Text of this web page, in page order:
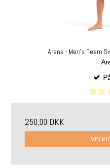
Arena - Men's Team
250,00 DKK
VIS